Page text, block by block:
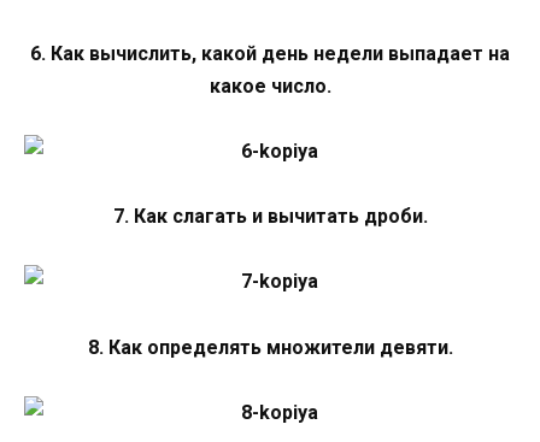
6. Как вычислить, какой день недели выпадает на
какое число.
7. Как слагать и вычитать дроби.
8. Как определять множители девяти.